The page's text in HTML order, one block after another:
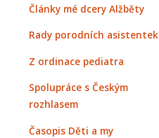
Články mé dcery Alžběty
Rady porodních asistentek
Z ordinace pediatra
Spolupráce s Českým
rozhlasem
Časopis Děti a my